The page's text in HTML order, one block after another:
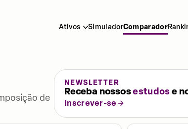
Ativos SimuladorComparador
de
NEWSLETTER
Receba nossosestudose
Inscrever-se